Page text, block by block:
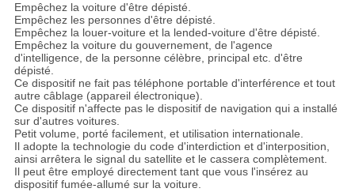
Empêchez la voiture d'être dépisté.
Empêchez les personnes d'être dépisté.
Empêchez la louer-voiture et la lended-voiture d'être dépisté.
Empêchez la voiture du gouvernement, de l'agence
d'intelligence, de la personne célèbre, principal etc. d'être
dépisté.
Ce dispositif ne fait pas téléphone portable d'interférence et tout
autre câblage (appareil électronique).
Ce dispositif n'affecte pas le dispositif de navigation qui a installé
sur d'autres voitures.
Petit volume, porté facilement, et utilisation internationale.
Il adopte la technologie du code d'interdiction et d'interposition,
ainsi arrêtera le signal du satellite et le cassera complètement.
Il peut être employé directement tant que vous l'insérez au
dispositif fumée-allumé sur la voiture.